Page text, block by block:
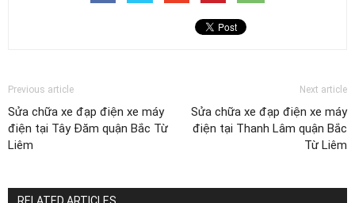
Previous article
Sửa chữa xe đạp điện xe máy
điện tại Tây Đăm quận Bắc Từ
Liêm
Next article
Sửa chữa xe đạp điện xe máy
điện tại Thanh Lâm quận Bắc
Từ Liêm